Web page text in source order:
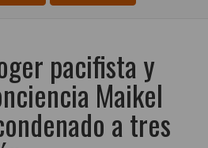
pacifista y
Maikel
a tres